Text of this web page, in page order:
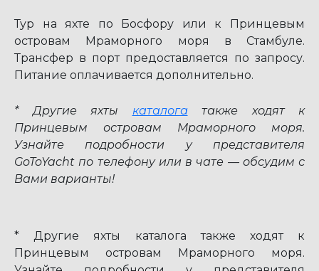
Тур на яхте по Босфору или к Принцевым
островам Мраморного моря в Стамбуле.
Трансфер в порт предоставляется по запросу.
Питание оплачивается дополнительно.
* Другие яхты каталогатакже ходят к
Принцевым островам Мраморного моря.
Узнайте подробности у представителя
GoToYacht по телефону или в чате — обсудим с
Вами варианты!
* Другие яхты каталога также ходят к
Принцевым островам Мраморного моря.